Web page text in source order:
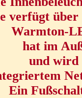
verfügt über
Warmton-
hat im
und wird
Ein